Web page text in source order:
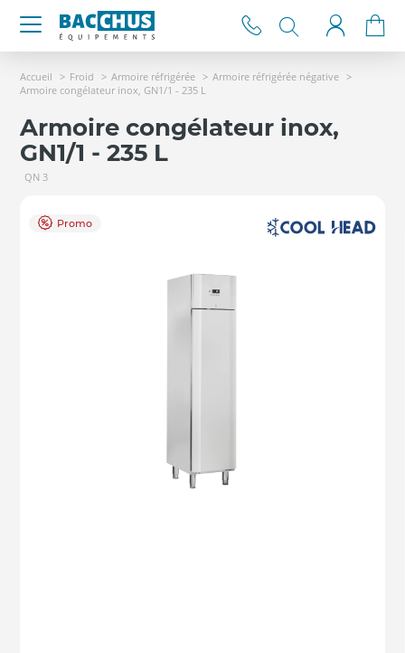
Accueil Froid Armoire réfrigérée
Armoire réfrigérée négative
Armoire congélateur inox, GN1/1 - 235 L
Armoire congélateur inox,
GN1/1 - 235 L
QN 3
Promo